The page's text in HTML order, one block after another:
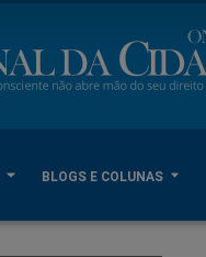
BLOGS E COLUNAS